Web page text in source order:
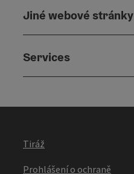
Jiné webové stránky
Services
Tiráž
Prohlášení o ochraně